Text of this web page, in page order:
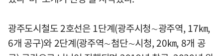
광주도시철도 2호선은 1단계(광주시청∼광주역, 17㎞,
6개 공구)와 2단계(광주역∼첨단∼시청, 20㎞, 8개 공